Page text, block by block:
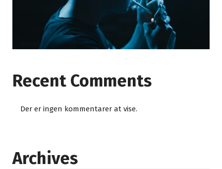
Recent Comments
Der er ingen kommentarer at vise.
Archives